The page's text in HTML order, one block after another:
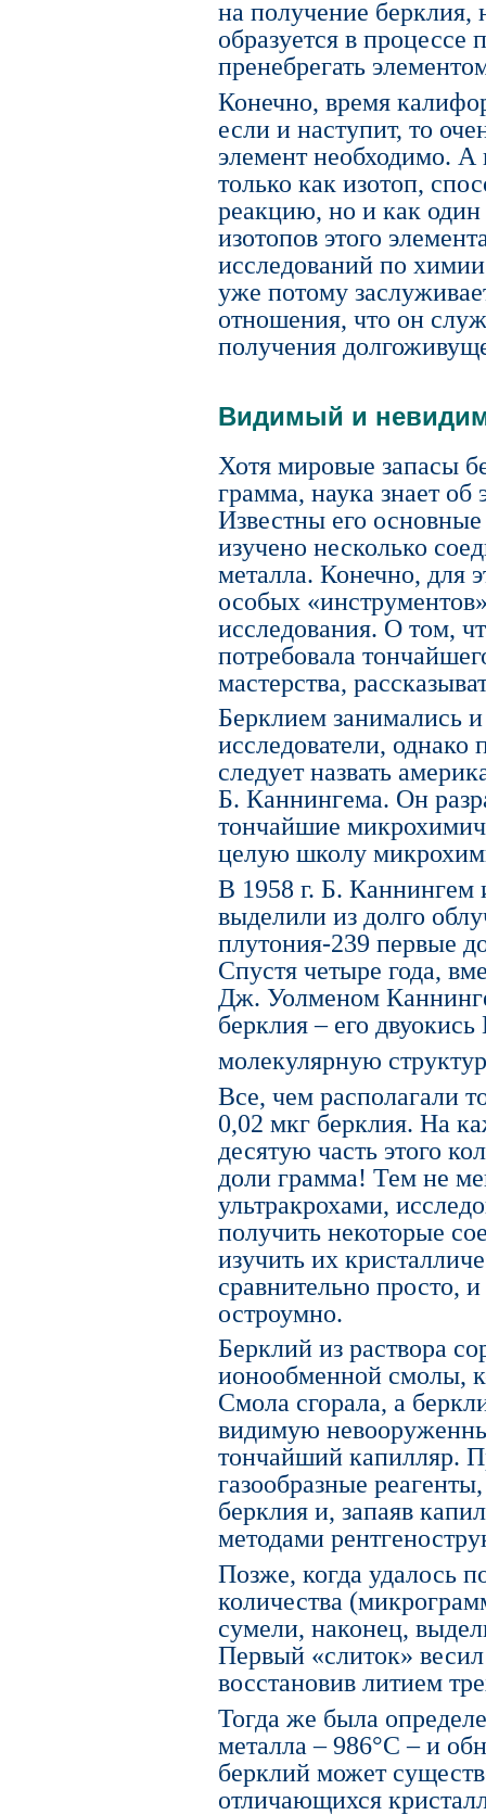
на получение берклия,
образуется в
пренебрегать
Конечно, время
если и наступит, то
элемент необходимо.
только как изотоп,
реакцию, но и как
изотопов этого
исследований по
уже потому
отношения, что он
получения
Видимый и
Хотя мировые запасы
грамма, наука знает об
Известны его
изучено несколько
металла. Конечно, для
особых
исследования. О том,
потребовала
мастерства,
Берклием занимались
исследователи,
следует назвать
Б. Каннингема. Он
тончайшие
целую школу
В 1958 г. Б.
выделили из долго
плутония-239 первые
Спустя четыре года,
Дж. Уолменом
берклия – его двуокись
молекулярную
Все, чем располагали
0,02 мкг берклия. На
десятую часть этого
доли грамма! Тем не
ультракрохами,
получить некоторые
изучить их
сравнительно просто,
остроумно.
Берклий из раствора
ионообменной смолы,
Смола сгорала, а
видимую
тончайший капилляр.
газообразные
берклия и, запаяв
методами
Позже, когда удалось
количества
сумели, наконец,
Первый «слиток»
восстановив литием
Тогда же была
металла – 986°C – и
берклий может
отличающихся